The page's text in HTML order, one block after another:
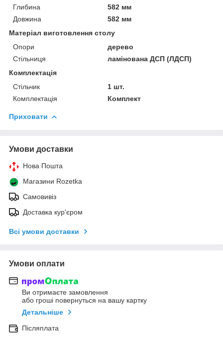
Глибина
582 мм
Довжина
582 мм
Матеріал виготовлення столу
Опори
дерево
Стільниця
ламінована ДСП (ЛДСП)
Комплектація
Стільчик
1 шт.
Комплектація
Комплект
Приховати
Умови доставки
Нова Пошта
Магазини Rozetka
Самовивіз
Доставка кур'єром
Всі умови доставки
Умови оплати
Ви отримаєте замовлення
або гроші повернуться на вашу картку
Детальніше
Післяплата